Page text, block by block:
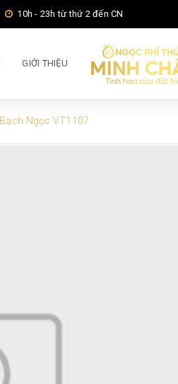
10h - 23h từ thứ 2 đến CN
GIỚI THIỆU
Ngọc VT1107